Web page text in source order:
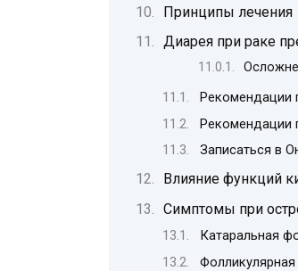
Принципы лечения
Диарея при раке
Рекомендации
Рекомендации
Записаться в
Влияние функций
Симптомы при
Катаральная